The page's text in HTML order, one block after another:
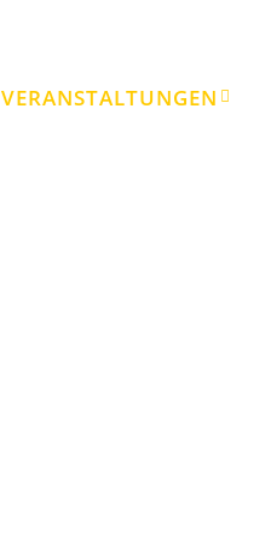
VERANSTALTUNGEN